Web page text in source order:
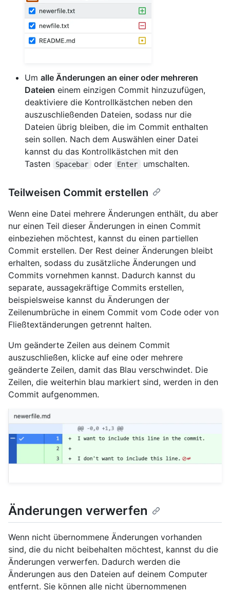
Um alle Änderungen an einer oder mehreren
Dateien einem einzigen Commit hinzuzufügen,
deaktiviere die Kontrollkästchen neben den
auszuschließenden Dateien, sodass nur die
Dateien übrig bleiben, die im Commit enthalten
sein sollen. Nach dem Auswählen einer Datei
kannst du das Kontrollkästchen mit den
Tasten
Spacebar oder Enter umschalten.
Teilweisen Commit erstellen
Wenn eine Datei mehrere Änderungen enthält, du aber
nur einen Teil dieser Änderungen in einen Commit
einbeziehen möchtest, kannst du einen partiellen
Commit erstellen. Der Rest deiner Änderungen bleibt
erhalten, sodass du zusätzliche Änderungen und
Commits vornehmen kannst. Dadurch kannst du
separate, aussagekräftige Commits erstellen,
beispielsweise kannst du Änderungen der
Zeilenumbrüche in einem Commit vom Code oder von
Fließtextänderungen getrennt halten.
Um geänderte Zeilen aus deinem Commit
auszuschließen, klicke auf eine oder mehrere
geänderte Zeilen, damit das Blau verschwindet. Die
Zeilen, die weiterhin blau markiert sind, werden in den
Commit aufgenommen.
Änderungen verwerfen
Wenn nicht übernommene Änderungen vorhanden
sind, die du nicht beibehalten möchtest, kannst du die
Änderungen verwerfen. Dadurch werden die
Änderungen aus den Dateien auf deinem Computer
entfernt. Sie können alle nicht übernommenen